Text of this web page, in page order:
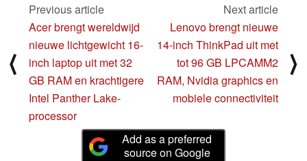
⟨
Previous article
Acer brengt wereldwijd
nieuwe lichtgewicht 16-
inch laptop uit met 32
GB RAM en krachtigere
Intel Panther Lake-
processor
Next article
Lenovo brengt nieuwe
14-inch ThinkPad uit met
tot 96 GB LPCAMM2
RAM, Nvidia graphics en
mobiele connectiviteit
⟩
Add as a preferred
source on Google